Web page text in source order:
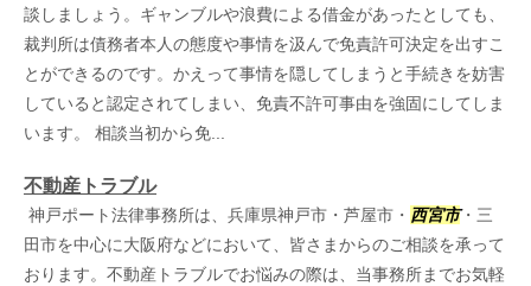
談しましょう。ギャンブルや浪費による借金があったとしても、
裁判所は債務者本人の態度や事情を汲んで免責許可決定を出すこ
とができるのです。かえって事情を隠してしまうと手続きを妨害
していると認定されてしまい、免責不許可事由を強固にしてしま
います。 相談当初から免...
不動産トラブル
神戸ポート法律事務所は、兵庫県神戸市・芦屋市・ 西宮市・三
田市を中心に大阪府などにおいて、皆さまからのご相談を承って
おります。不動産トラブルでお悩みの際は、当事務所までお気軽